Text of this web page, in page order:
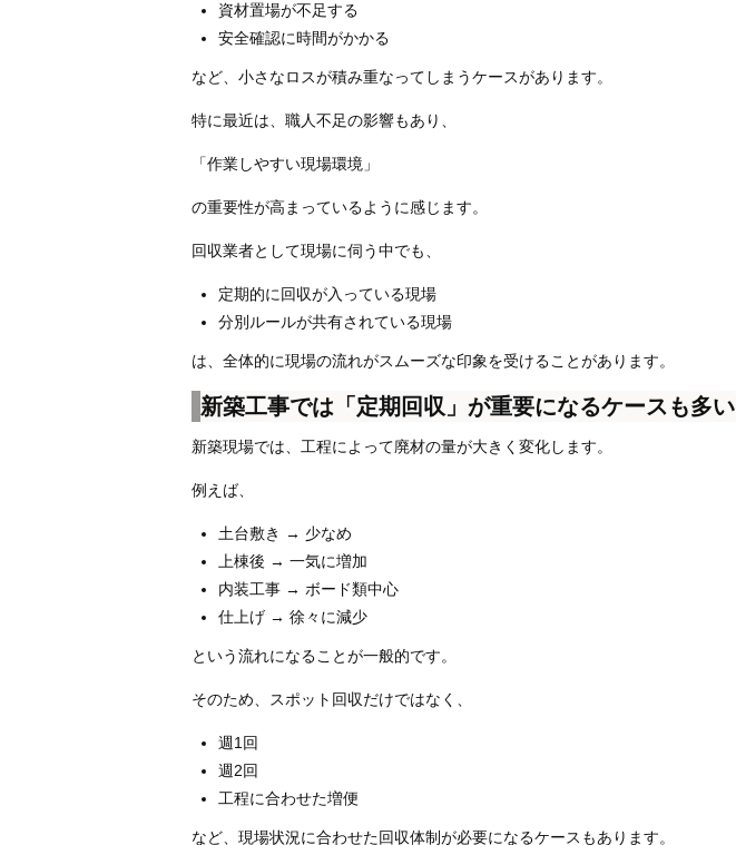
資材置場が不足する
安全確認に時間がかかる
など、小さなロスが積み重なってしまうケースがあります。
特に最近は、職人不足の影響もあり、
「作業しやすい現場環境」
の重要性が高まっているように感じます。
回収業者として現場に伺う中でも、
定期的に回収が入っている現場
分別ルールが共有されている現場
は、全体的に現場の流れがスムーズな印象を受けることがあります。
新築工事では「定期回収」が重要になるケースも多い
新築現場では、工程によって廃材の量が大きく変化します。
例えば、
土台敷き → 少なめ
上棟後 → 一気に増加
内装工事 → ボード類中心
仕上げ → 徐々に減少
という流れになることが一般的です。
そのため、スポット回収だけではなく、
週1回
週2回
工程に合わせた増便
など、現場状況に合わせた回収体制が必要になるケースもあります。